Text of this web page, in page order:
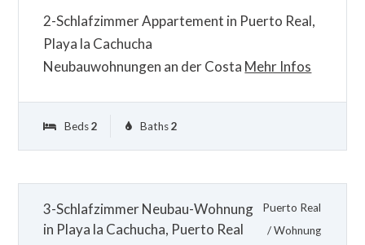
2-Schlafzimmer Appartement in Puerto Real,
Playa la Cachucha
Neubauwohnungen an der Costa Mehr Infos
Beds 2 Baths 2
3-Schlafzimmer Neubau-Wohnung
in Playa la Cachucha, Puerto Real
Puerto Real
/Wohnung